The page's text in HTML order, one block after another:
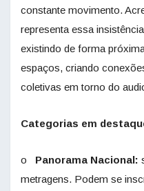
constante movimento.
representa essa
existindo de forma
espaços, criando
coletivas em torno do
Categorias em
o Panorama Nacional:
metragens. Podem se